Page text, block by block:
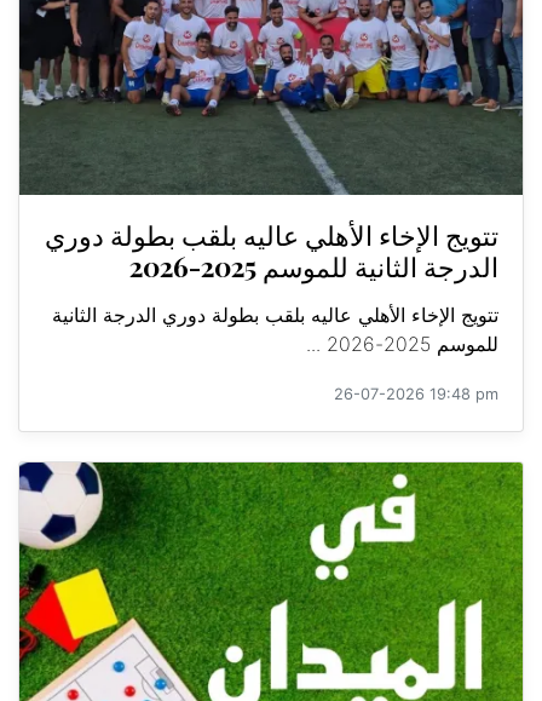
تتويج الإخاء الأهلي عاليه بلقب بطولة دوري
الدرجة الثانية للموسم 2025-2026
تتويج الإخاء الأهلي عاليه بلقب بطولة دوري الدرجة الثانية
للموسم 2025-2026 ...
26-07-2026 19:48 pm